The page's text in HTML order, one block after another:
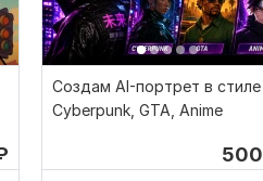
Создам AI-портрет в стиле
Cyberpunk, GTA, Anime
500